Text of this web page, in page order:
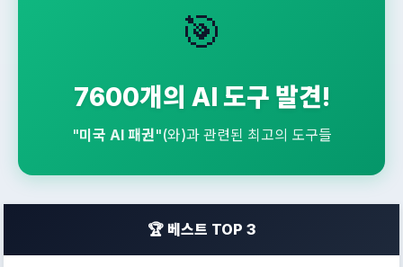
🎯
7600개의 AI 도구 발견!
"미국 AI 패권"(와)과 관련된 최고의 도구들
🏆 베스트 TOP 3